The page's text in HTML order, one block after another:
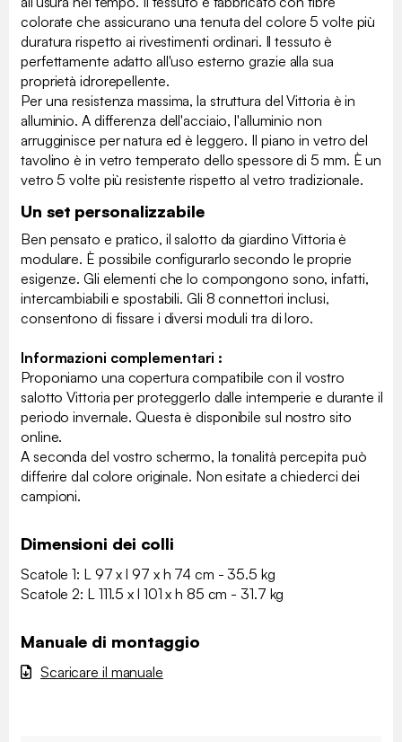
colorate che assicurano una tenuta del colore 5 volte più
duratura rispetto ai rivestimenti ordinari. Il tessuto è
perfettamente adatto all'uso esterno grazie alla sua
proprietà idrorepellente.
Per una resistenza massima, la struttura del Vittoria è in
alluminio. A differenza dell'acciaio, l'alluminio non
arrugginisce per natura ed è leggero. Il piano in vetro del
tavolino è in vetro temperato dello spessore di 5 mm. È un
vetro 5 volte più resistente rispetto al vetro tradizionale.
Un set personalizzabile
Ben pensato e pratico, il salotto da giardino Vittoria è
modulare. È possibile configurarlo secondo le proprie
esigenze. Gli elementi che lo compongono sono, infatti,
intercambiabili e spostabili. Gli 8 connettori inclusi,
consentono di fissare i diversi moduli tra di loro.
Informazioni complementari :
Proponiamo una copertura compatibile con il vostro
salotto Vittoria per proteggerlo dalle intemperie e durante il
periodo invernale. Questa è disponibile sul nostro sito
online.
A seconda del vostro schermo, la tonalità percepita può
differire dal colore originale. Non esitate a chiederci dei
campioni.
Dimensioni dei colli
Scatole 1: L 97 x l 97 x h 74 cm - 35.5 kg
Scatole 2: L 111.5 x l 101 x h 85 cm - 31.7 kg
Manuale di montaggio
Scaricare il manuale